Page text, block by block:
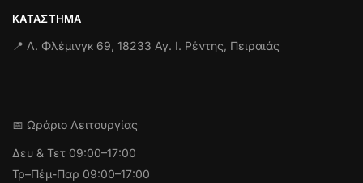
ΚΑΤΆΣΤΗΜΑ
📍 Λ. Φλέμινγκ 69, 18233 Αγ. Ι. Ρέντης, Πειραιάς
📅 Ωράριο Λειτουργίας
Δευ & Τετ 09:00–17:00
Τρ–Πέμ-Παρ 09:00–17:00